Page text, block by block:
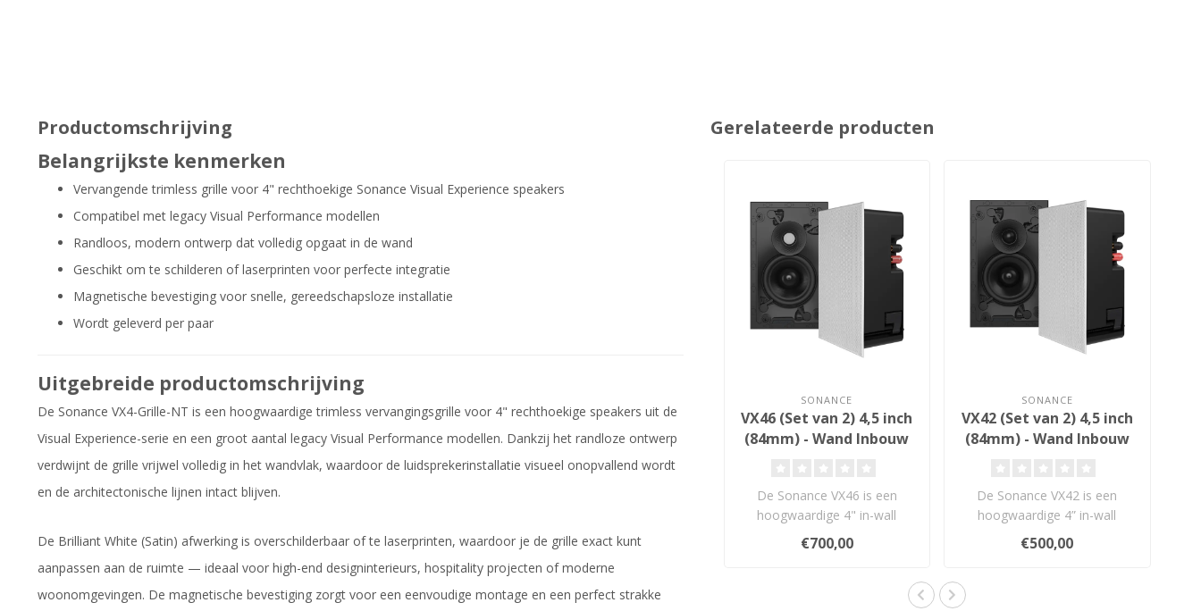
Productomschrijving
Belangrijkste kenmerken
Vervangende trimless grille voor 4" rechthoekige Sonance Visual Experience speakers
Compatibel met legacy Visual Performance modellen
Randloos, modern ontwerp dat volledig opgaat in de wand
Geschikt om te schilderen of laserprinten voor perfecte integratie
Magnetische bevestiging voor snelle, gereedschapsloze installatie
Wordt geleverd per paar
Uitgebreide productomschrijving
De Sonance VX4-Grille-NT is een hoogwaardige trimless vervangingsgrille voor 4" rechthoekige speakers uit de
Visual Experience-serie en een groot aantal legacy Visual Performance modellen. Dankzij het randloze ontwerp
verdwijnt de grille vrijwel volledig in het wandvlak, waardoor de luidsprekerinstallatie visueel onopvallend wordt
en de architectonische lijnen intact blijven.
De Brilliant White (Satin) afwerking is overschilderbaar of te laserprinten, waardoor je de grille exact kunt
aanpassen aan de ruimte — ideaal voor high-end designinterieurs, hospitality projecten of moderne
woonomgevingen. De magnetische bevestiging zorgt voor een eenvoudige montage en een perfect strakke
Gerelateerde producten
SONANCE
VX46 (Set van 2) 4,5 inch
(84mm) - Wand Inbouw
De Sonance VX46 is een
hoogwaardige 4" in-wall
luidspreker uit de Visual
Experie..
€700,00
SONANCE
VX42 (Set van 2) 4,5 inch
(84mm) - Wand Inbouw
De Sonance VX42 is een
hoogwaardige 4” in-wall
luidspreker uit de Visual Exper..
€500,00